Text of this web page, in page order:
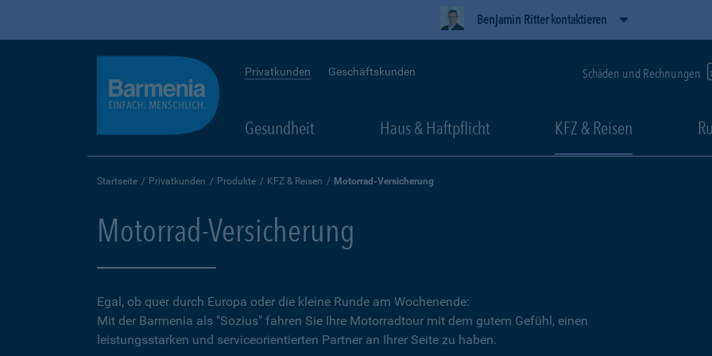
Benjamin Ritter kontaktieren
Privatkunden Geschäftskunden Schäden und Rechnungen
Gesundheit Haus & Haftpflicht KFZ & Reisen
Startseite Privatkunden Produkte KFZ & Reisen Motorrad-Versicherung
Motorrad-Versicherung
Egal, ob quer durch Europa oder die kleine Runde am Wochenende:
Mit der Barmenia als "Sozius" fahren Sie Ihre Motorradtour mit dem gutem Gefühl, einen
leistungsstarken und serviceorientierten Partner an Ihrer Seite zu haben.